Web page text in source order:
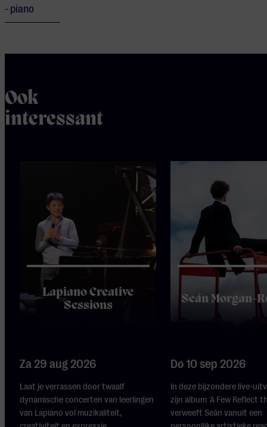
- piano
Ook
interessant
Lapiano Creative
Sessions
Za 29 aug 2026
Laat je verrassen door twaalf
dynamische concerten van leerlingen
van Lapiano vol muzikaliteit,
Seán Morgan-
Do 10 sep 2026
In deze bijzondere live-
zijn album 'A Few Reflect
verweeft Seán vanuit een